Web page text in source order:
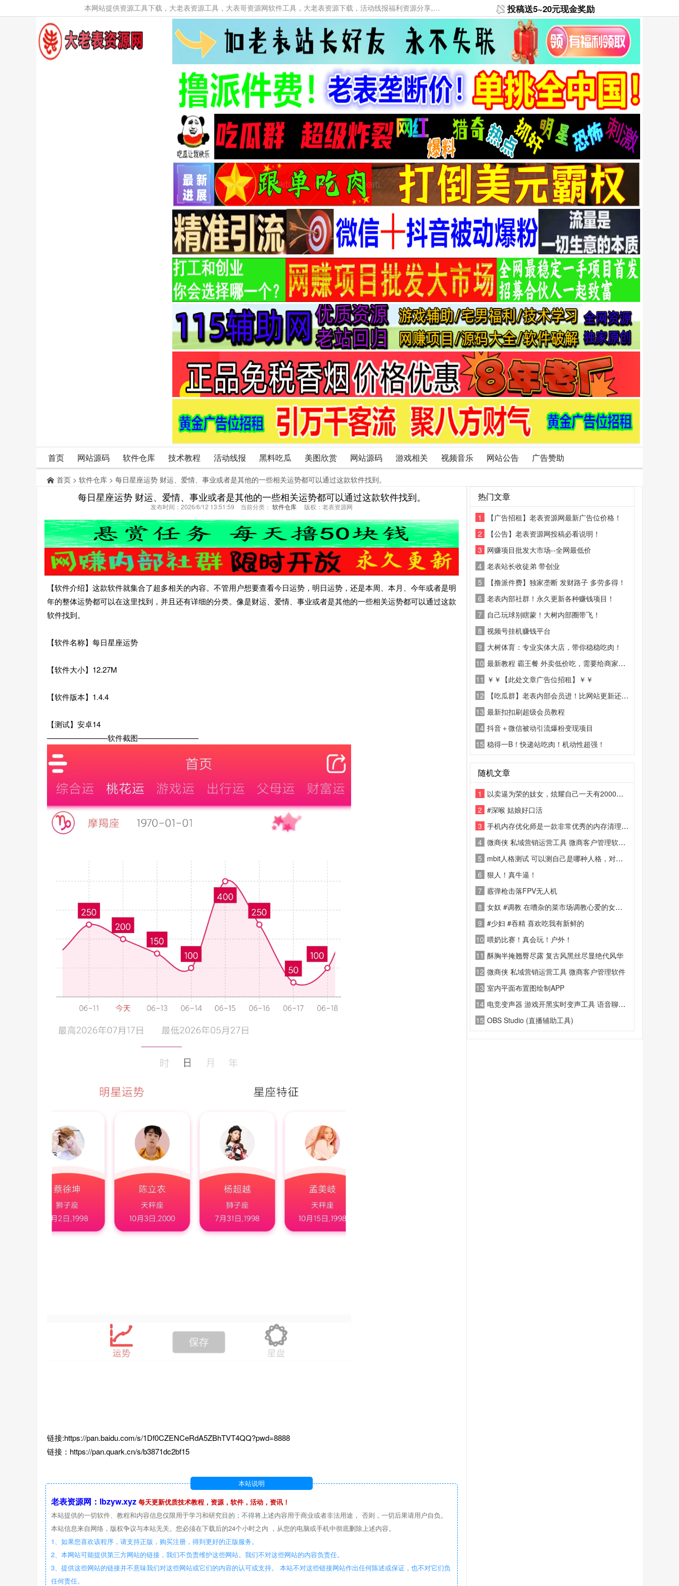
本网站提供资源工具下载，大老表资源工具，大表哥资源网软件工具，大老表资源下载，活动线报福利资源分享,活动线报，大型网游经典游戏，网络热门技术游戏辅助交流与分享。 投稿送5~20元现金奖励
首页 网站源码 软件仓库 技术教程 活动线报 黑料吃瓜 美图欣赏 网站源码 游戏相关 视频音乐 网站公告 广告赞助
首页 > 软件仓库 > 每日星座运势 财运、爱情、事业或者是其他的一些相关运势都可以通过这款软件找到。
每日星座运势 财运、爱情、事业或者是其他的一些相关运势都可以通过这款软件找到。
发布时间：2026/6/12 13:51:59 当前分类： 软件仓库 版权：老表资源网
【软件介绍】这款软件就集合了超多相关的内容。不管用户想要查看今日运势，明日运势，还是本周、本月、今年或者是明
年的整体运势都可以在这里找到，并且还有详细的分类。像是财运、爱情、事业或者是其他的一些相关运势都可以通过这款
软件找到。
【软件名称】每日星座运势
【软件大小】12.27M
【软件版本】1.4.4
【测试】安卓14
————————软件截图————————
链接:https://pan.baidu.com/s/1Df0CZENCeRdA5ZBhTVT4QQ?pwd=8888
链接：https://pan.quark.cn/s/b3871dc2bf15
本站说明
老表资源网：lbzyw.xyz 每天更新优质技术教程，资源，软件，活动，资讯！
本站提供的一切软件、教程和内容信息仅限用于学习和研究目的；不得将上述内容用于商业或者非法用途， 否则，一切后果请用户自负。
本站信息来自网络，版权争议与本站无关。您必须在下载后的24个小时之内 ，从您的电脑或手机中彻底删除上述内容。
1、如果您喜欢该程序，请支持正版，购买注册，得到更好的正版服务。
2、本网站可能提供第三方网站的链接，我们不负责维护这些网站。我们不对这些网站的内容负责任。
3、提供这些网站的链接并不意味我们对这些网站或它们的内容的认可或支持。 本站不对这些链接网站作出任何陈述或保证，也不对它们负
任何责任。
热门文章
1
【广告招租】老表资源网最新广告位价格！
2
【公告】老表资源网投稿必看说明！
3 网赚项目批发大市场--全网最低价
4 老表站长收徒弟 带创业
5
【撸派件费】独家垄断 发财路子 多劳多得！
6 老表内部社群！永久更新各种赚钱项目！
7 自己玩球别瞎蒙！大树内部圈带飞！
8 视频号挂机赚钱平台
9 大树体育：专业实体大店，带你稳稳吃肉！
10 最新教程 霸王餐 外卖低价吃，需要给商家好评
11 ￥￥【此处文章广告位招租】￥￥
12
【吃瓜群】老表内部会员进！比网站更新还精彩！
13 最新扣扣刷超级会员教程
14 抖音＋微信被动引流爆粉变现项目
15 稳得一B！快递站吃肉！机动性超强！
随机文章
1
以卖逼为荣的妓女，炫耀自己一天有2000的收入
2 #深喉 姑娘好口活
3 手机内存优化师是一款非常优秀的内存清理工具，软件内容非常清晰，清理手机必备，软件绿化版，第一次进稍微等下，第二次就好了
4 微商侠 私域营销运营工具 微商客户管理软件[顶!]
5 mbit人格测试 可以测自己是哪种人格，对自己了解的全面一点
6 狠人！真牛逼！
7 霰弹枪击落FPV无人机
8 女奴 #调教 在嘈杂的菜市场调教心爱的女奴，别有一番滋味
9 #少妇 #吞精 喜欢吃我有新鲜的
10 喂奶比赛！真会玩！户外！
11 酥胸半掩翘臀尽露 复古风黑丝尽显绝代风华
12 微商侠 私域营销运营工具 微商客户管理软件
13 室内平面布置图绘制APP
14 电竞变声器 游戏开黑实时变声工具 语音聊天趣味音色软件
15 OBS Studio (直播辅助工具)